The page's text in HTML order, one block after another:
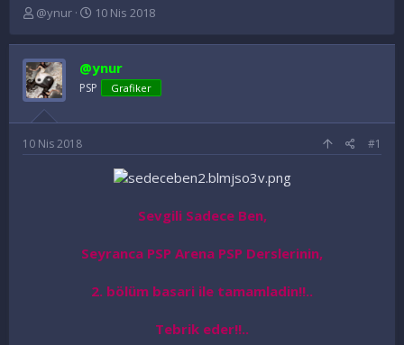
K
n
u
y
u
B
a
ş
l
@ynur
B
ş
a
n
ı
t
10 Nis 2018
@ynur
PSP Grafiker
10 Nis 2018 #1
Sevgili Sadece Ben,
Seyranca PSP Arena PSP Derslerinin,
2. bölüm basari ile tamamladin!!..
Tebrik eder!!..